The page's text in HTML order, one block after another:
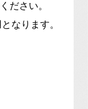
ださい。
なります。